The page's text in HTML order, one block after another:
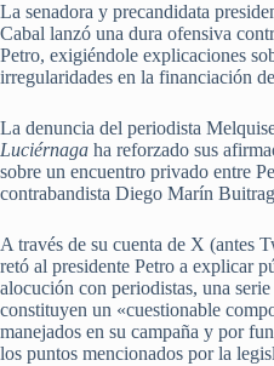
La senadora y precandidata
Cabal lanzó una dura ofensiva
Petro, exigiéndole explicaciones
irregularidades en la financiación
La denuncia del periodista
Luciérnaga ha reforzado sus
sobre un encuentro privado entre
contrabandista Diego Marín
A través de su cuenta de X (antes
retó al presidente Petro a explicar
alocución con periodistas, una
constituyen un «cuestionable
manejados en su campaña y por
los puntos mencionados por la